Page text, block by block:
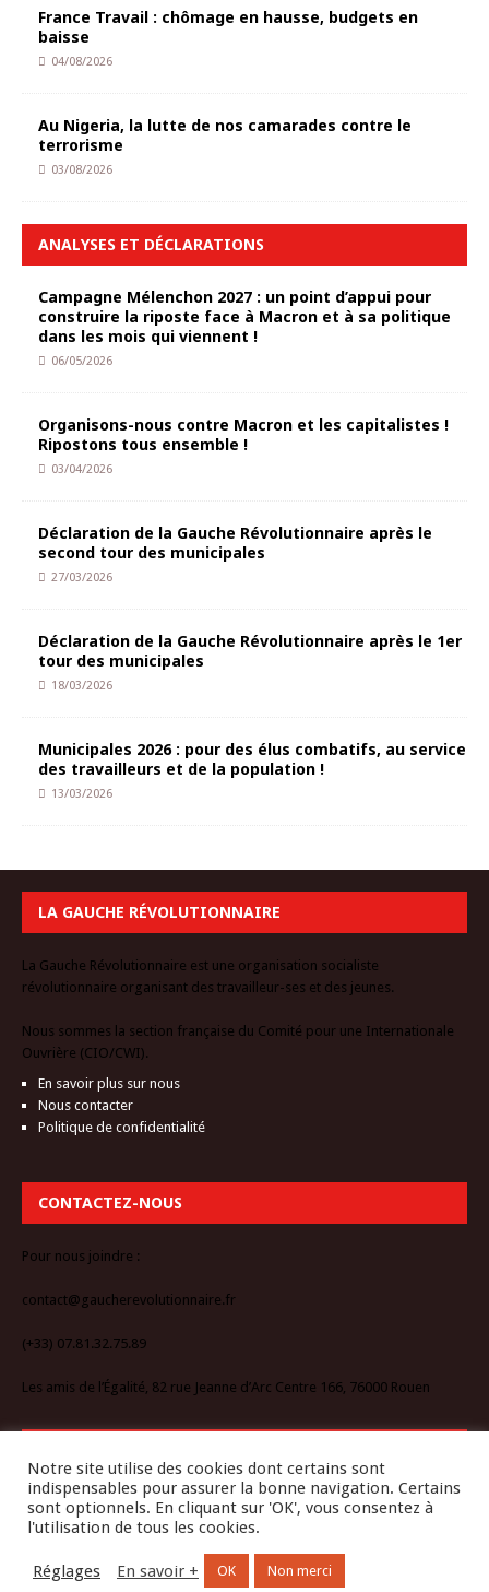
France Travail : chômage en hausse, budgets en
baisse
04/08/2026
Au Nigeria, la lutte de nos camarades contre le
terrorisme
03/08/2026
ANALYSES ET DÉCLARATIONS
Campagne Mélenchon 2027 : un point d’appui pour
construire la riposte face à Macron et à sa politique
dans les mois qui viennent !
06/05/2026
Organisons-nous contre Macron et les capitalistes !
Ripostons tous ensemble !
03/04/2026
Déclaration de la Gauche Révolutionnaire après le
second tour des municipales
27/03/2026
Déclaration de la Gauche Révolutionnaire après le 1er
tour des municipales
18/03/2026
Municipales 2026 : pour des élus combatifs, au service
des travailleurs et de la population !
13/03/2026
LA GAUCHE RÉVOLUTIONNAIRE
La Gauche Révolutionnaire est une organisation socialiste
révolutionnaire organisant des travailleur-ses et des jeunes.
Nous sommes la section française du Comité pour une Internationale
Ouvrière (CIO/CWI).
En savoir plus sur nous
Nous contacter
Politique de confidentialité
CONTACTEZ-NOUS
Pour nous joindre :
contact@gaucherevolutionnaire.fr
(+33) 07.81.32.75.89
Les amis de l’Égalité, 82 rue Jeanne d’Arc Centre 166, 76000 Rouen
Notre site utilise des cookies dont certains sont
indispensables pour assurer la bonne navigation. Certains
sont optionnels. En cliquant sur 'OK', vous consentez à
l'utilisation de tous les cookies.
Réglages En savoir + OK Non merci